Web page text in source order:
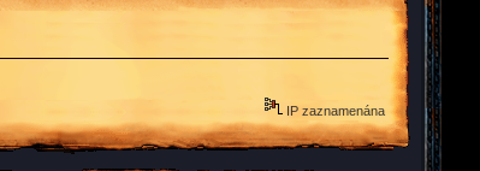
IP zaznamenána